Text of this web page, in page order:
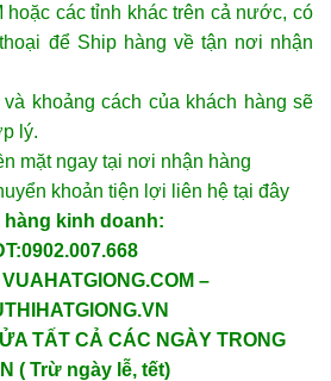
các tỉnh khác trên cả nước, có
để Ship hàng về tận nơi nhận
khoảng cách của khách hàng sẽ
lý.
mặt ngay tại nơi nhận hàng
khoản tiện lợi liên hệ tại đây
hàng kinh doanh:
–
TẤT CẢ CÁC NGÀY TRONG
( Trừ ngày lễ, tết)